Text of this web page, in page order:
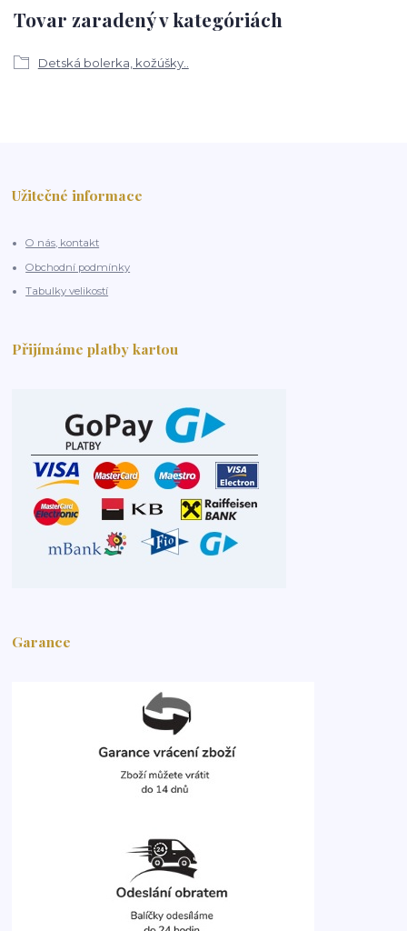
Tovar zaradený v kategóriách
Detská bolerka, kožúšky..
Užitečné informace
O nás, kontakt
Obchodní podmínky
Tabulky velikostí
Přijímáme platby kartou
Garance